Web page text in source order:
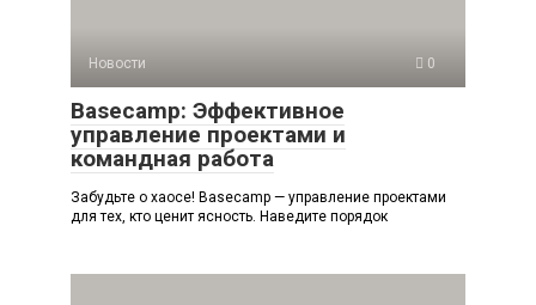
Новости 0
Basecamp: Эффективное
управление проектами и
командная работа
Забудьте о хаосе! Basecamp — управление проектами
для тех, кто ценит ясность. Наведите порядок